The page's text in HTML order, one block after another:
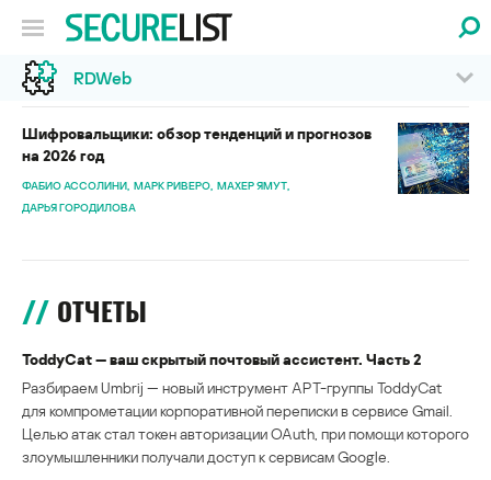
RDWeb
Шифровальщики: обзор тенденций и прогнозов
на 2026 год
ФАБИО АССОЛИНИ МАРК РИВЕРО МАХЕР ЯМУТ
ДАРЬЯ ГОРОДИЛОВА
ОТЧЕТЫ
ToddyCat — ваш скрытый почтовый ассистент. Часть 2
Разбираем Umbrij — новый инструмент APT-группы ToddyCat
для компрометации корпоративной переписки в сервисе Gmail.
Целью атак стал токен авторизации OAuth, при помощи которого
злоумышленники получали доступ к сервисам Google.